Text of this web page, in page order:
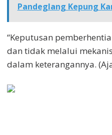
Pandeglang Kepung
“Keputusan
dan tidak melalui
dalam keterangannya.